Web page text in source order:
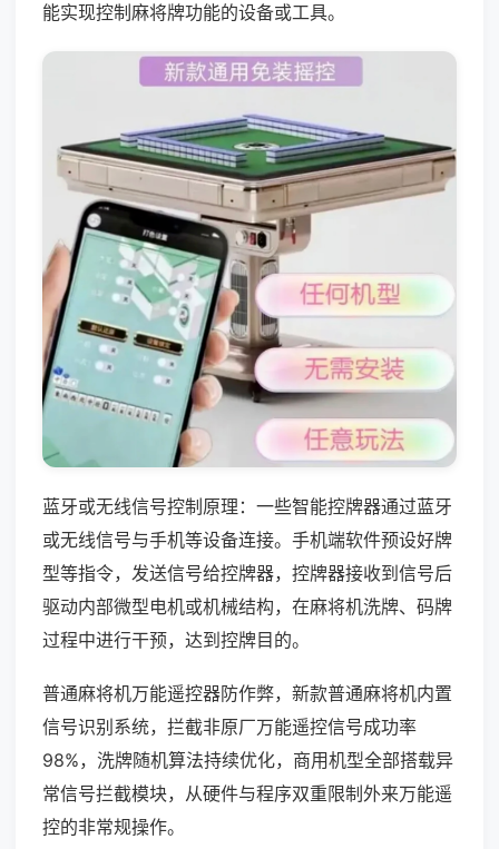
能实现控制麻将牌功能的设备或工具。
蓝牙或无线信号控制原理：一些智能控牌器通过蓝牙
或无线信号与手机等设备连接。手机端软件预设好牌
型等指令，发送信号给控牌器，控牌器接收到信号后
驱动内部微型电机或机械结构，在麻将机洗牌、码牌
过程中进行干预，达到控牌目的。
普通麻将机万能遥控器防作弊，新款普通麻将机内置
信号识别系统，拦截非原厂万能遥控信号成功率
98%，洗牌随机算法持续优化，商用机型全部搭载异
常信号拦截模块，从硬件与程序双重限制外来万能遥
控的非常规操作。